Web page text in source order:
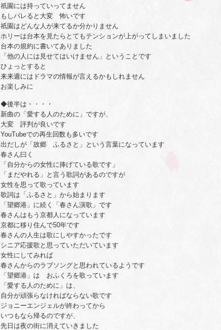
祇園には持っていってません
もしバレると大変 怖いです
祇園はどんな人が来てるか分かりません
ホリーは台本を見たらとてもテンションが上がってしまいました
台本の規約に書いてありました
「他の人には見せてはいけません」ということです
ひょっとすると
来来週にはドラマの情報が言えるかもしれません
お楽しみに
◆後半は・・・・
新曲の「愛する人のために」ですが、
大変 評判が良いです
YouTubeでの再生回数も多いです
出だしが「故郷 ふるさと」という言葉になっています
春さん曰く
「自分からの女性に捧げている歌です」
「まだやれる」と言う歌詞があるのですが
女性を思って歌っています
歌詞は「ふるさと」から始まります
「望郷港」に続く「春さん演歌」です
春さんはもう京都人になっています
京都に移り住んで50年です
春さんの人生は歌にしやすかったです
シニア応援歌と思っていただいています
女性にしてみれば
春さんからのラブソングと思われているようです
「望郷港」は おふくろを歌っています
「愛する人のために」は、
自分が頑張らなければならない歌です
ジョニーエンジェルが終わってから
いつもなら帰るのですが、
先日は夜の街に消えていきました